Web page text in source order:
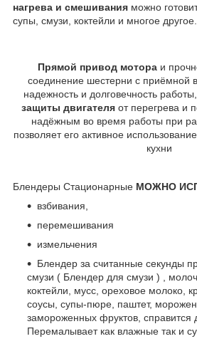
нагрева и смешивания можно
супы, смузи, коктейли и многое другое.
Прямой привод мотораи
соединение шестерни с приёмной
надежность и долговечность
защиты двигателяот перегрева и
надёжным во время работы при
позволяет его активное
кухни
Блендеры Стационарные МОЖНО
взбивания,
перемешивания
измельчения
Блендер за считанные секунды
смузи ( Блендер для смузи ) ,
коктейли, мусс, ореховое молоко,
соусы, супы-пюре, паштет,
замороженных фруктов, справится
Перемалывает как влажные так и